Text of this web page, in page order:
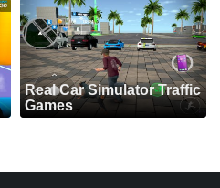
Real Car Simulator Traffic
Games